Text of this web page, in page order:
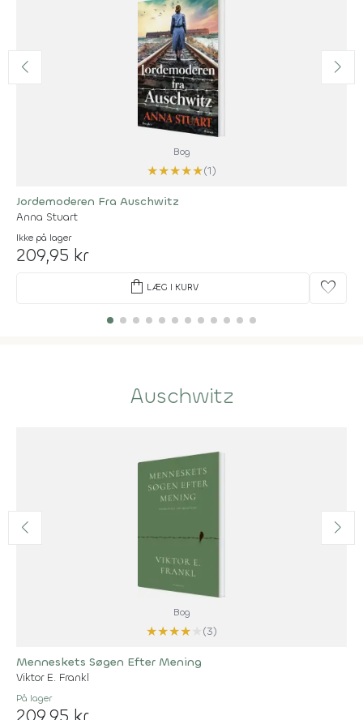
Bog
★★★★★(1)
Jordemoderen Fra Auschwitz
Anna Stuart
Ikke på lager
209,95 kr
shopping_bag LÆG I KURV favorite
Auschwitz
Bog
★★★★
(3)
Menneskets Søgen Efter Mening
Viktor E. Frankl
På lager